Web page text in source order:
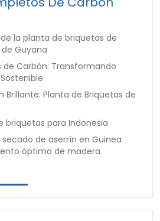
la planta de briquetas de
Guyana
de Carbón: Transformando
Brillante: Planta de Briquetas de
briquetas para Indonesia
de aserrín en Guinea
óptimo de madera